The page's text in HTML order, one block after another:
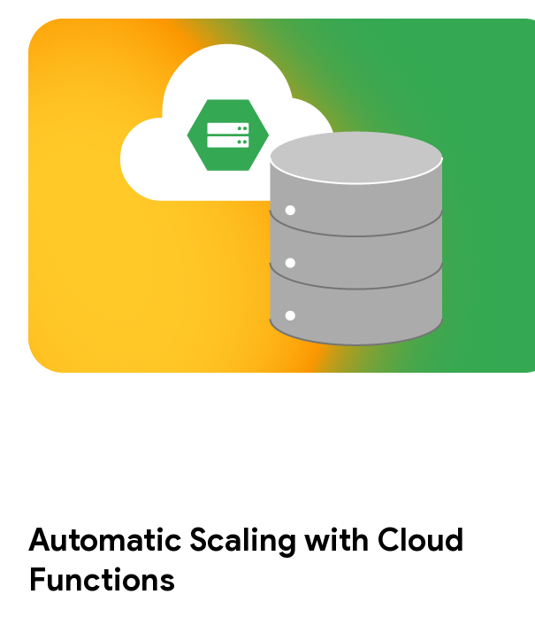
Automatic Scaling with Cloud
Functions